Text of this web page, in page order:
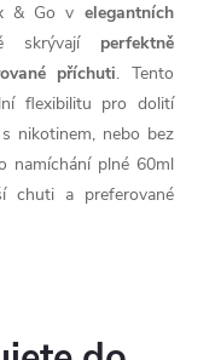
& Go v elegantních
skrývají perfektně
příchuti. Tento
flexibilitu pro dolití
nikotinem, nebo bez
namíchání plné 60ml
chuti a preferované